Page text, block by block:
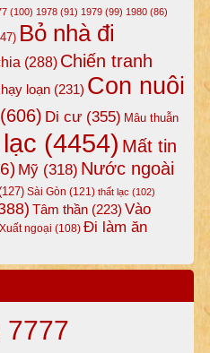
(100) 1978(91) 1979(99) 1980(86)
Bỏ nhà đi
(288) Chiến tranh
loạn(231) Con nuôi
(606) Di cư(355) Mâu thuẫn
(4454) Mất tin
Mỹ(318) Nước ngoài
Sài Gòn (121) thất lạc (102)
Tâm thần(223) Vào
Xuất ngoại (108) Đi làm ăn
7777